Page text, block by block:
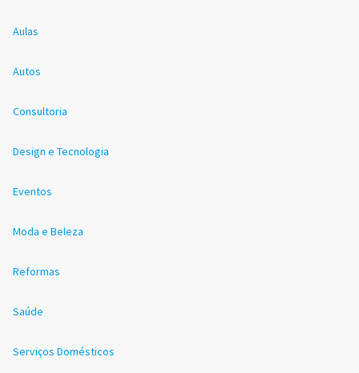
Aulas
Autos
Consultoria
Design e Tecnologia
Eventos
Moda e Beleza
Reformas
Saúde
Serviços Domésticos